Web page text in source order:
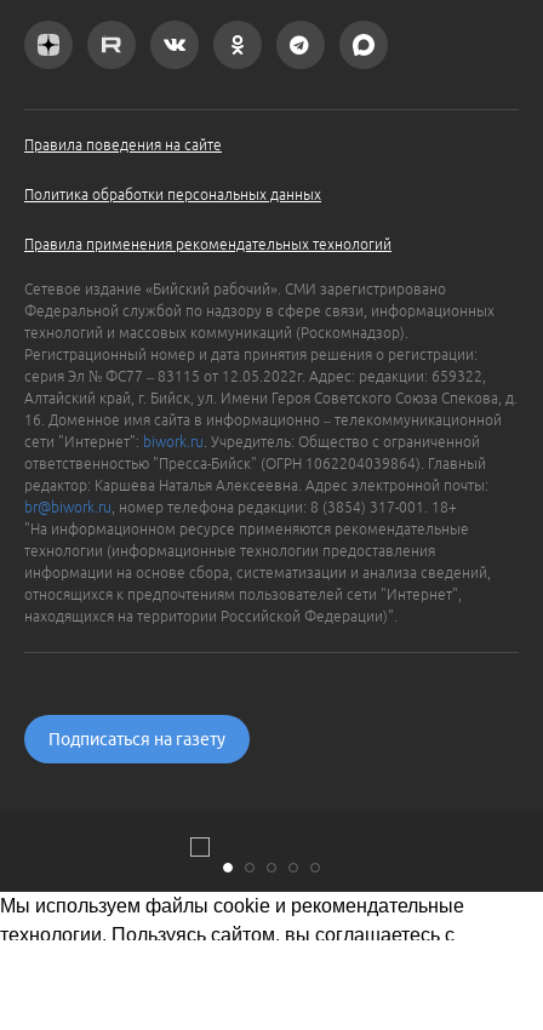
Правила поведения на сайте
Политика обработки персональных данных
Правила применения рекомендательных технологий
Сетевое издание «Бийский рабочий». СМИ зарегистрировано
Федеральной службой по надзору в сфере связи, информационных
технологий и массовых коммуникаций (Роскомнадзор).
Регистрационный номер и дата принятия решения о регистрации:
серия Эл № ФС77 – 83115 от 12.05.2022г. Адрес: редакции: 659322,
Алтайский край, г. Бийск, ул. Имени Героя Советского Союза Спекова, д.
16. Доменное имя сайта в информационно – телекоммуникационной
сети "Интернет": biwork.ru . Учредитель: Общество с ограниченной
ответственностью "Пресса-Бийск" (ОГРН 1062204039864). Главный
редактор: Каршева Наталья Алексеевна. Адрес электронной почты:
br@biwork.ru , номер телефона редакции: 8 (3854) 317-001. 18+
"На информационном ресурсе применяются рекомендательные
технологии (информационные технологии предоставления
информации на основе сбора, систематизации и анализа сведений,
относящихся к предпочтениям пользователей сети "Интернет",
находящихся на территории Российской Федерации)".
Подписаться на газету
Мы используем файлы cookie и рекомендательные
технологии. Пользуясь сайтом, вы соглашаетесь с